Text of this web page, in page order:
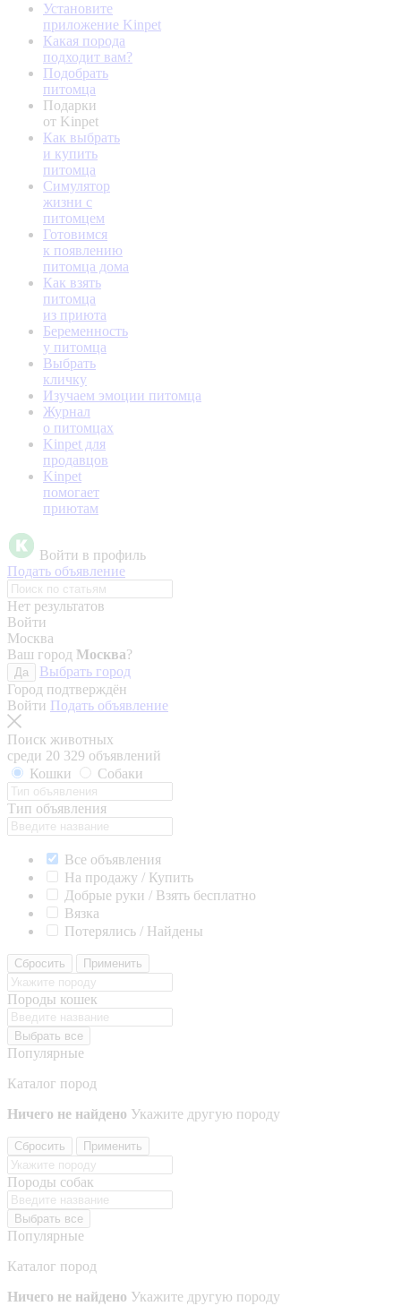
Установите
приложение Kinpet
Какая порода
подходит вам?
Подобрать
питомца
Подарки
от Kinpet
Как выбрать
и купить
питомца
Симулятор
жизни с
питомцем
Готовимся
к появлению
питомца дома
Как взять
питомца
из приюта
Беременность
у питомца
Выбрать
кличку
Изучаем эмоции питомца
Журнал
о питомцах
Kinpet для
продавцов
Kinpet
помогает
приютам
Войти в профиль
Подать объявление
Нет результатов
Войти
Москва
Ваш город Москва?
Да
Выбрать город
Город подтверждён
Войти Подать объявление
Поиск животных
среди 20 329 объявлений
Кошки
Собаки
Тип объявления
Все объявления
На продажу / Купить
Добрые руки / Взять бесплатно
Вязка
Потерялись / Найдены
Сбросить Применить
Породы кошек
Выбрать все
Популярные
Каталог пород
Ничего не найдено Укажите другую породу
Сбросить Применить
Породы собак
Выбрать все
Популярные
Каталог пород
Ничего не найдено Укажите другую породу